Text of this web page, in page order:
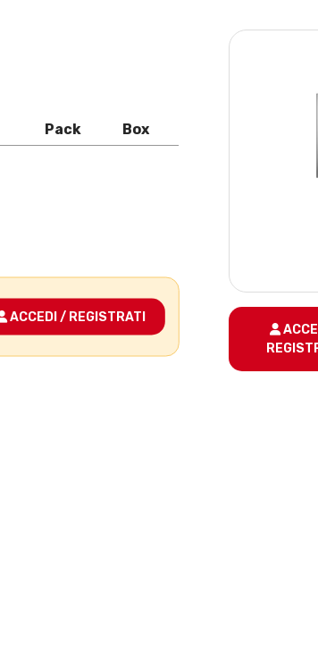
Pack
Box
ACCEDI / REGISTRATI